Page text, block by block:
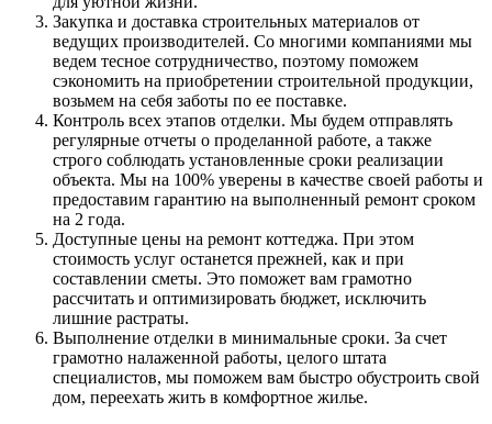
Закупка и доставка строительных материалов от
ведущих производителей. Со многими компаниями мы
ведем тесное сотрудничество, поэтому поможем
сэкономить на приобретении строительной продукции,
возьмем на себя заботы по ее поставке.
Контроль всех этапов отделки. Мы будем отправлять
регулярные отчеты о проделанной работе, а также
строго соблюдать установленные сроки реализации
объекта. Мы на 100% уверены в качестве своей работы и
предоставим гарантию на выполненный ремонт сроком
на 2 года.
Доступные цены на ремонт коттеджа. При этом
стоимость услуг останется прежней, как и при
составлении сметы. Это поможет вам грамотно
рассчитать и оптимизировать бюджет, исключить
лишние растраты.
Выполнение отделки в минимальные сроки. За счет
грамотно налаженной работы, целого штата
специалистов, мы поможем вам быстро обустроить свой
дом, переехать жить в комфортное жилье.